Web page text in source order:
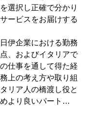
選択し正確で分かり
ービスをお届けする
伊企業における勤務
、およびイタリアで
仕事を通して得た経
上の考え方や取り組
リア人の橋渡し役と
より良いパート…